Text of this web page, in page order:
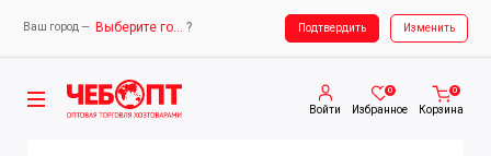
Ваш город — Выберите город ? Подтвердить Изменить
Ваш город — Выберите город
Войти
0
Избранное
0
Корзина